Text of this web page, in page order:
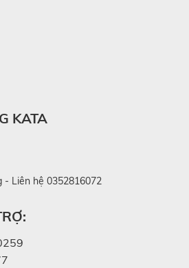
báo bằng giọng nói tiếng anh
hết pin, thiết bị sẽ tự động tắt
anh “Battery Depleted,
tượng sẽ hiển thị màu xanh
KATA
- Liên hệ 0352816072